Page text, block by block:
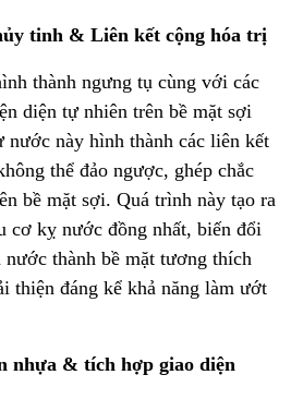
tinh & Liên kết cộng hóa trị
thành ngưng tụ cùng với các
diện tự nhiên trên bề mặt sợi
nước này hình thành các liên kết
thể đảo ngược, ghép chắc
bề mặt sợi. Quá trình này tạo ra
cơ kỵ nước đồng nhất, biến đổi
thành bề mặt tương thích
thiện đáng kể khả năng làm ướt
nhựa & tích hợp giao diện